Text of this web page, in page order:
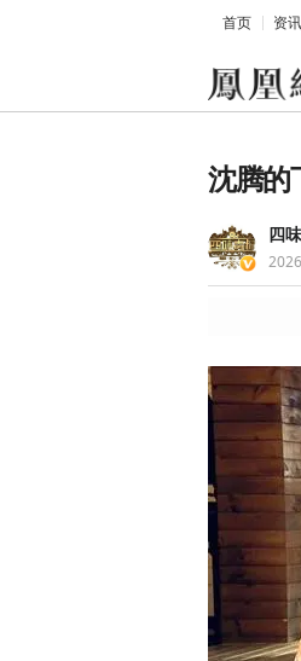
首页 资讯
沈腾的
四